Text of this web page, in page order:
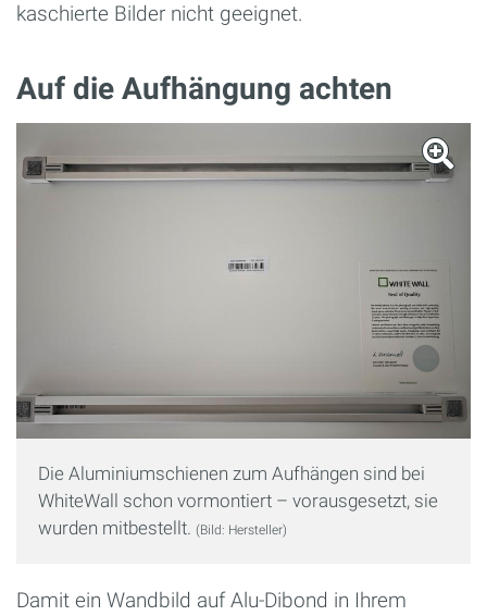
kaschierte Bilder nicht geeignet.
Auf die Aufhängung achten
Die Aluminiumschienen zum Aufhängen sind bei
WhiteWall schon vormontiert – vorausgesetzt, sie
wurden mitbestellt. (Bild: Hersteller)
Damit ein Wandbild auf Alu-Dibond in Ihrem